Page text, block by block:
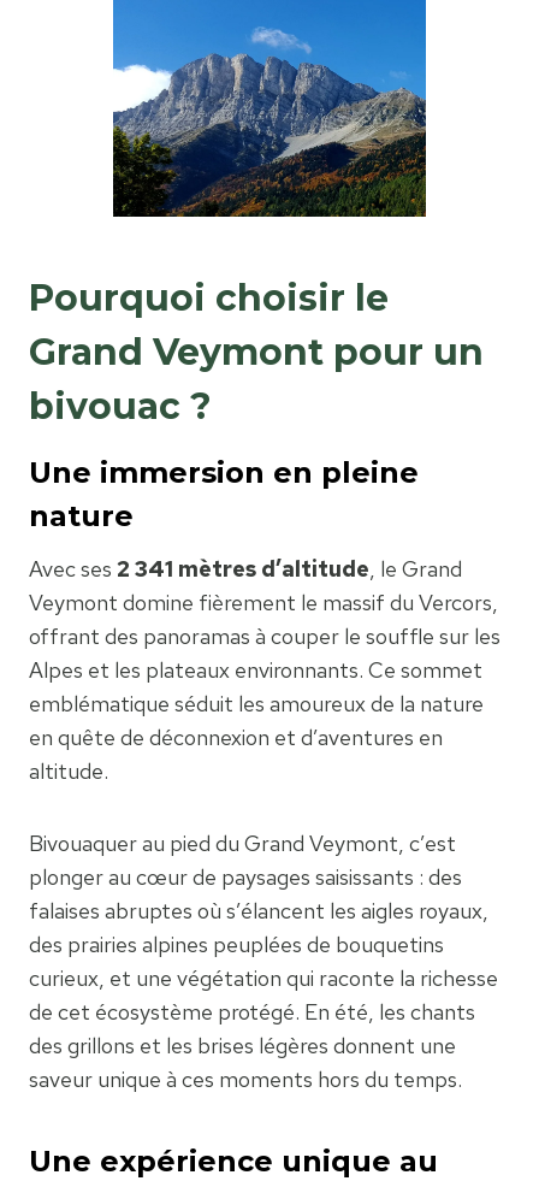
Pourquoi choisir le
Grand Veymont pour un
bivouac ?
Une immersion en pleine
nature
Avec ses 2 341 mètres d’altitude, le Grand
Veymont domine fièrement le massif du Vercors,
offrant des panoramas à couper le souffle sur les
Alpes et les plateaux environnants. Ce sommet
emblématique séduit les amoureux de la nature
en quête de déconnexion et d’aventures en
altitude.
Bivouaquer au pied du Grand Veymont, c’est
plonger au cœur de paysages saisissants : des
falaises abruptes où s’élancent les aigles royaux,
des prairies alpines peuplées de bouquetins
curieux, et une végétation qui raconte la richesse
de cet écosystème protégé. En été, les chants
des grillons et les brises légères donnent une
saveur unique à ces moments hors du temps.
Une expérience unique au